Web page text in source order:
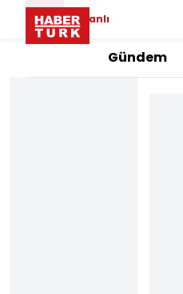
Canlı
Gündem